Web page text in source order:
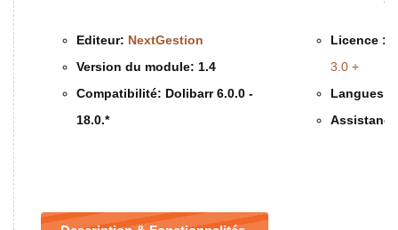
Editeur: NextGestion
Version du module: 1.4
Compatibilité: Dolibarr 6.0.0 -
18.0.*
Licence :
3.0 +
Langues